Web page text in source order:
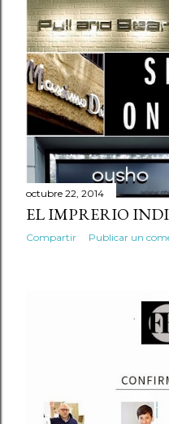
octubre 22, 2014
EL IMPRERIO
Compartir Publicar un